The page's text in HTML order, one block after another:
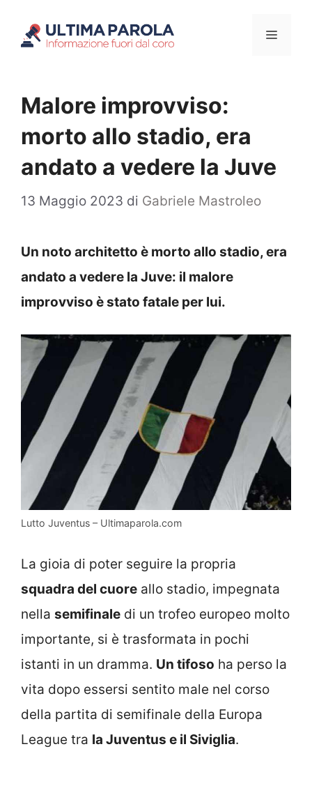
Menu
Malore improvviso:
morto allo stadio, era
andato a vedere la Juve
13 Maggio 2023 di Gabriele Mastroleo
Un noto architetto è morto allo stadio, era
andato a vedere la Juve: il malore
improvviso è stato fatale per lui.
Lutto Juventus – Ultimaparola.com
La gioia di poter seguire la propria
squadra del cuore allo stadio, impegnata
nella semifinale di un trofeo europeo molto
importante, si è trasformata in pochi
istanti in un dramma. Un tifoso ha perso la
vita dopo essersi sentito male nel corso
della partita di semifinale della Europa
League tra la Juventus e il Siviglia.